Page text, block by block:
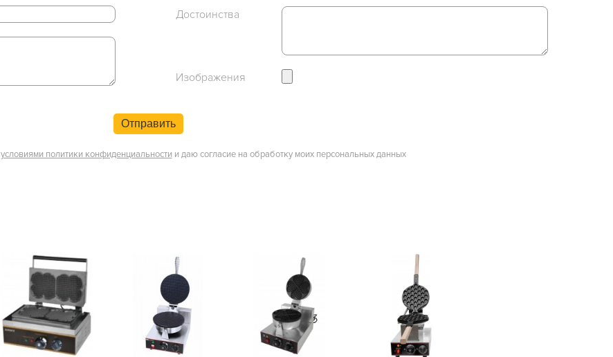
Достоинства
Изображения
Отправить
условиями политики конфиденциальности и даю согласие на обработку моих персональных данных